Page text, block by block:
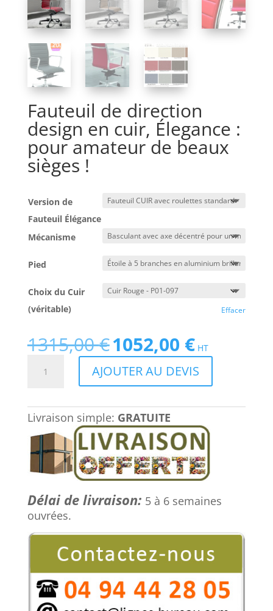
Fauteuil de direction
design en cuir, Élegance :
pour amateur de beaux
sièges !
Version de
Fauteuil Élégance
Mécanisme
Pied
Choix du Cuir
(véritable)
Effacer
1315,00€ Le
prix
initial
était :
1052,00 €Le
prix
actuel
est :
HT
direction
design
cuir,
Élegance :
amateur
de
AJOUTER AU DEVIS
Livraison simple: GRATUITE
Délai de livraison: 5 à 6 semaines
ouvrées.